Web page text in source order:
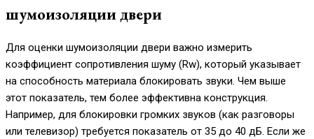
шумоизоляции двери
Для оценки шумоизоляции двери важно измерить
коэффициент сопротивления шуму (Rw), который указывает
на способность материала блокировать звуки. Чем выше
этот показатель, тем более эффективна конструкция.
Например, для блокировки громких звуков (как разговоры
или телевизор) требуется показатель от 35 до 40 дБ. Если же